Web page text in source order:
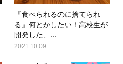
『食べられるのに捨てられ
る』何とかしたい！高校生が
開発した、...
2021.10.09